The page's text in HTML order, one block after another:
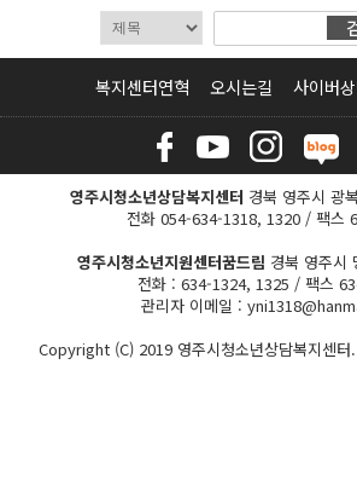
복지센터연혁 오시는길 사이버
영주시청소년상담복지센터 경북 영주시 광
전화 054-634-1318, 1320 / 팩스
영주시청소년지원센터꿈드림 경북 영주시
전화 : 634-1324, 1325 / 팩스
관리자 이메일 :
Copyright (C) 2019 영주시청소년상담복지센